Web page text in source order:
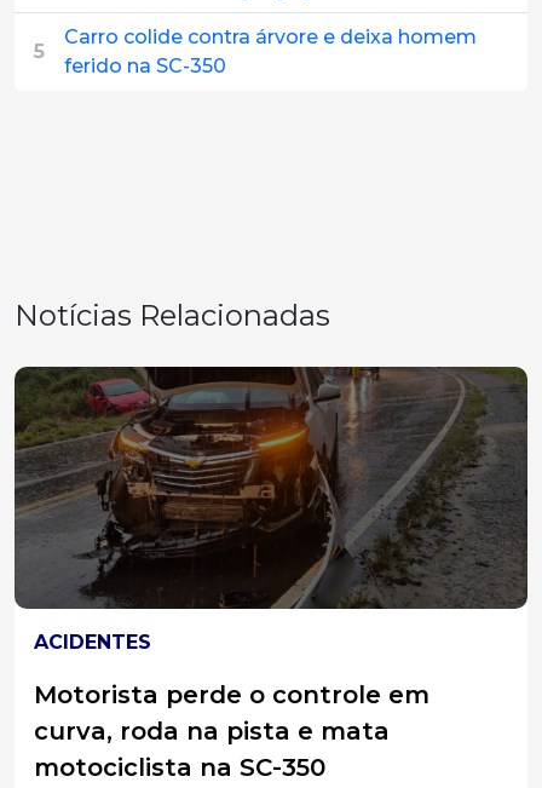
5
Carro colide contra árvore e deixa homem
ferido na SC-350
Notícias Relacionadas
SANTA CATARINA
Pescador encontra corpo boiando
em rio em SC; investigação inicial
aponta para afogamento